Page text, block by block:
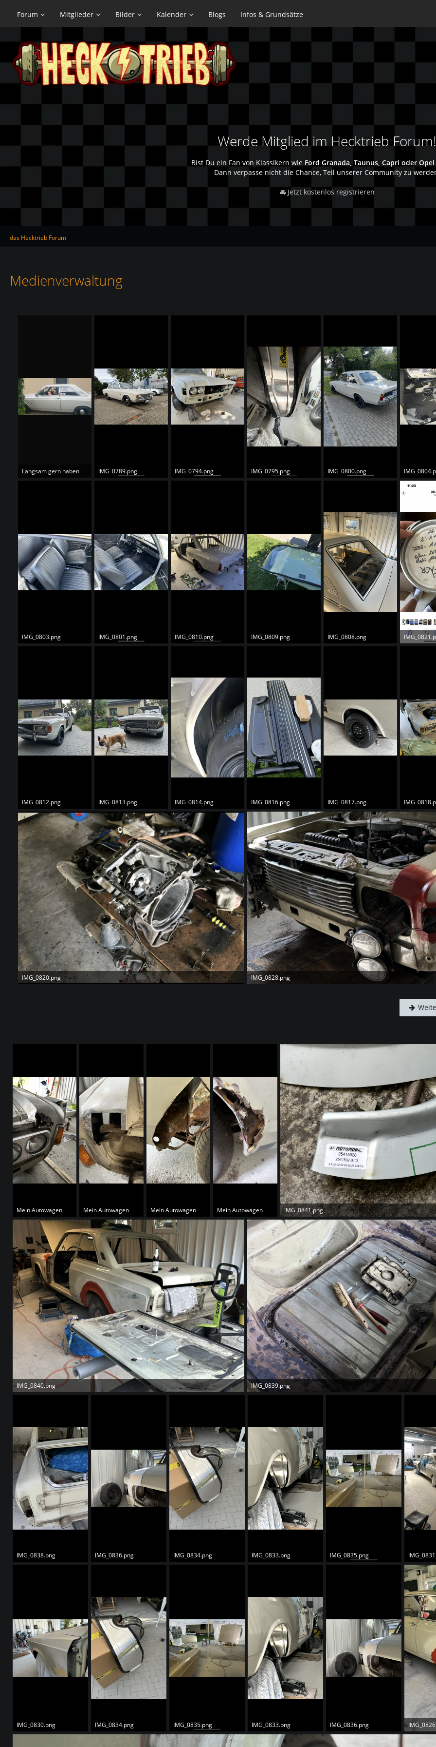
Forum Mitglieder Bilder Kalender Blogs Infos & Grundsätze
Werde Mitglied im Hecktrieb Forum!
Bist Du ein Fan von Klassikern wie Ford Granada, Taunus, Capri oder Opel
Dann verpasse nicht die Chance, Teil unserer Community zu
🚘 Jetzt kostenlos registrieren
das Hecktrieb Forum
Medienverwaltung
Langsam gern haben IMG_0789.png IMG_0794.png IMG_0795.png IMG_0800.png
IMG_0803.png IMG_0801.png IMG_0810.png IMG_0809.png IMG_0808.png
IMG_0812.png IMG_0813.png IMG_0814.png IMG_0816.png IMG_0817.png
IMG_0820.png IMG_0828.png
Mein Autowagen Mein Autowagen Mein Autowagen Mein Autowagen IMG_0841.png
IMG_0840.png IMG_0839.png
IMG_0838.png IMG_0836.png IMG_0834.png IMG_0833.png IMG_0835.png
IMG_0830.png IMG_0834.png IMG_0835.png IMG_0833.png IMG_0836.png